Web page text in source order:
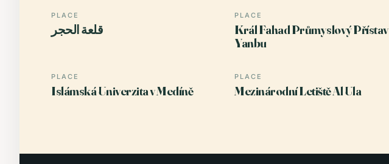
PLACE
قلعة الحجر
PLACE
Král Fahad Průmyslový Přístav
Yanbu
PLACE
Islámská Univerzita v Medíně
PLACE
Mezinárodní Letiště Al Ula